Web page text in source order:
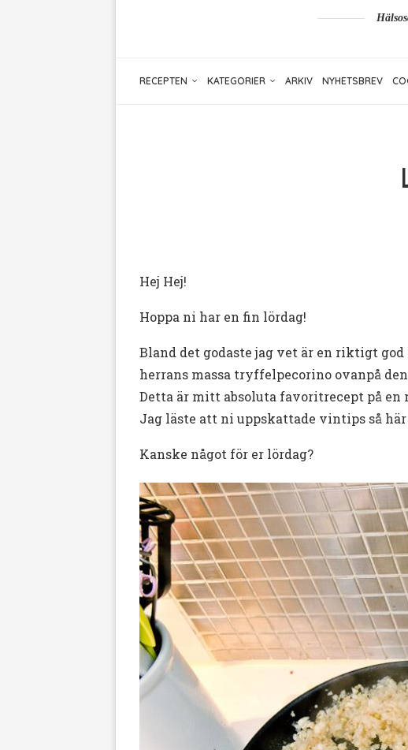
RECEPTEN KATEGORIER ARKIV NYHETSBREV
Hej Hej!
Hoppa ni har en fin lördag!
Bland det godaste jag vet är en riktigt
herrans massa tryffelpecorino ovanpå
Detta är mitt absoluta favoritrecept på en
Jag läste att ni uppskattade vintips så
Kanske något för er lördag?